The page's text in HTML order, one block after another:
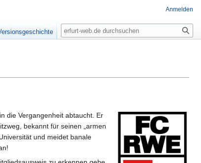
die Vergangenheit abtaucht. Er
bekannt für seinen „armen
und meidet banale
Anmelden
Suche